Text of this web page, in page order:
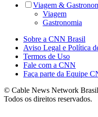
Viagem &
Viagem
Gastronomia
Sobre a CNN Brasil
Aviso Legal e Política
Termos de Uso
Fale com a CNN
Faça parte da Equipe
© Cable News Network
Todos os direitos reservados.